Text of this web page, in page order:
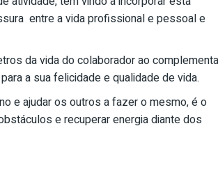
entre a vida profissional e pessoal e
da vida do colaborador ao
a sua felicidade e qualidade de vida.
e ajudar os outros a fazer o mesmo, é o
e recuperar energia diante dos